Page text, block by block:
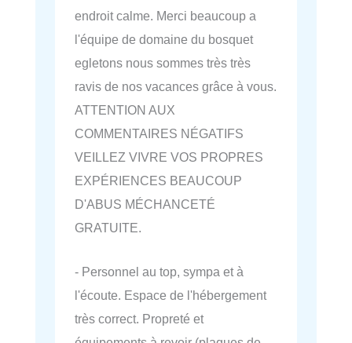
endroit calme. Merci beaucoup a
l'équipe de domaine du bosquet
egletons nous sommes très très
ravis de nos vacances grâce à vous.
ATTENTION AUX
COMMENTAIRES NÉGATIFS
VEILLEZ VIVRE VOS PROPRES
EXPÉRIENCES BEAUCOUP
D'ABUS MÉCHANCETÉ
GRATUITE.
- Personnel au top, sympa et à
l'écoute. Espace de l'hébergement
très correct. Propreté et